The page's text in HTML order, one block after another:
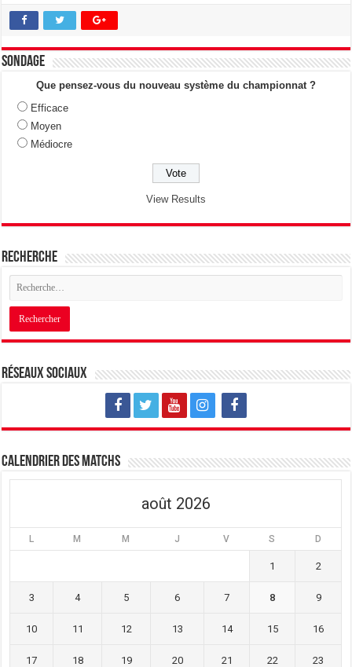
Sondage
Que pensez-vous du nouveau système du championnat ?
Efficace
Moyen
Médiocre
View Results
Recherche
Réseaux sociaux
Calendrier des matchs
août 2026
L M M J V S D
1 2
3 4 5 6 7 8 9
10 11 12 13 14 15 16
17 18 19 20 21 22 23